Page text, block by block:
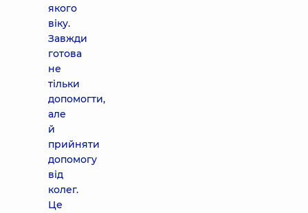
якого
віку.
Завжди
готова
не
тільки
допомогти,
але
й
прийняти
допомогу
від
колег.
Це